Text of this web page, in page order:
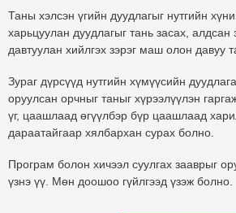
Таны хэлсэн үгийн дуудлагыг нутгийн
харьцуулан дуудлагыг тань засах, алдсан
давтуулан хийлгэх зэрэг маш олон давуу
Зураг дүрсүүд нутгийн хүмүүсийн
оруулсан орчныг таныг хүрээлүүлэн
үг, цаашлаад өгүүлбэр бүр цаашлаад
дараатайгаар хялбархан сурах болно.
Програм болон хичээл суулгах зааврыг
үзнэ үү. Мөн доошоо гүйлгээд үзэж болно.